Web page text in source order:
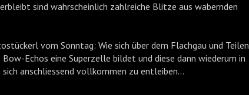
sind wahrscheinlich zahlreiche Blitze aus wabernden
vom Sonntag: Wie sich über dem Flachgau und Teilen
Echos eine Superzelle bildet und diese dann wiederum in
anschliessend vollkommen zu entleiben...